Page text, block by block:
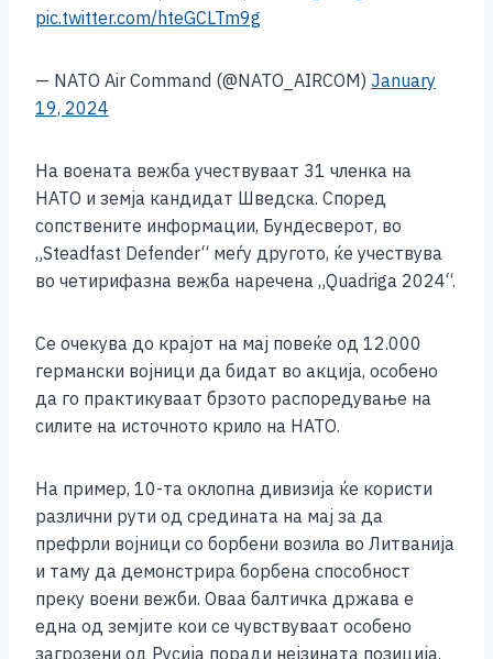
pic.twitter.com/hteGCLTm9g
— NATO Air Command (@NATO_AIRCOM) January
19, 2024
На воената вежба учествуваат 31 членка на
НАТО и земја кандидат Шведска. Според
сопствените информации, Бундесверот, во
„Steadfast Defender“ меѓу другото, ќе учествува
во четирифазна вежба наречена „Quadriga 2024“.
Се очекува до крајот на мај повеќе од 12.000
германски војници да бидат во акција, особено
да го практикуваат брзото распоредување на
силите на источното крило на НАТО.
На пример, 10-та оклопна дивизија ќе користи
различни рути од средината на мај за да
префрли војници со борбени возила во Литванија
и таму да демонстрира борбена способност
преку воени вежби. Оваа балтичка држава е
една од земјите кои се чувствуваат особено
загрозени од Русија поради нејзината позиција.